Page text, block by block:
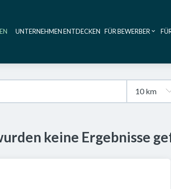
Haupt-
UNTERNEHMEN ENTDECKEN FÜR BEWERBER
keine Ergebnisse